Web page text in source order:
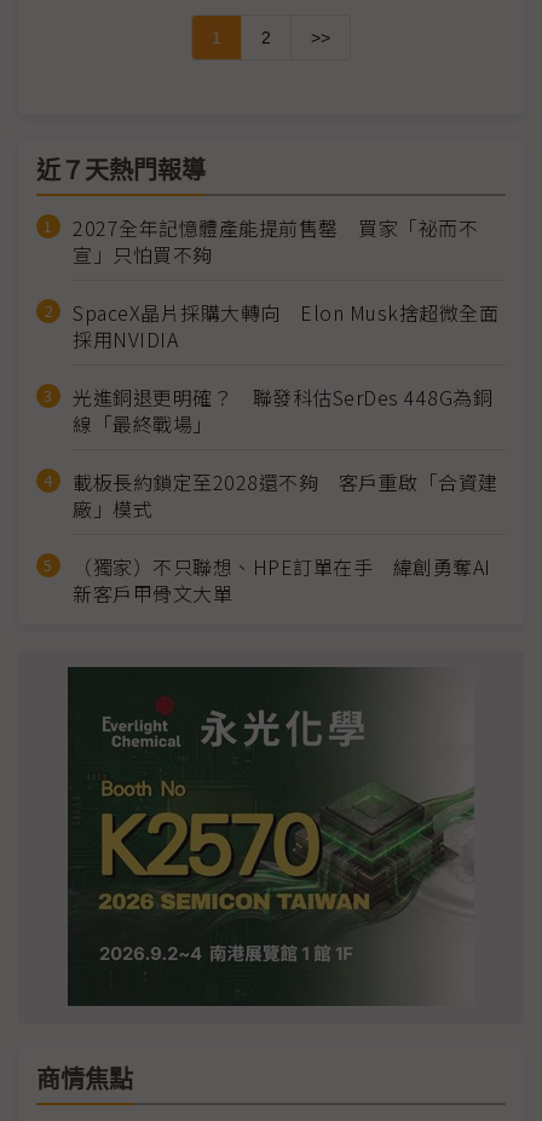
1 2 >>
近７天熱門報導
2027全年記憶體產能提前售罄 買家「祕而不
宣」只怕買不夠
SpaceX晶片採購大轉向 Elon Musk捨超微全面
採用NVIDIA
光進銅退更明確？ 聯發科估SerDes 448G為銅
線「最終戰場」
載板長約鎖定至2028還不夠 客戶重啟「合資建
廠」模式
（獨家）不只聯想、HPE訂單在手 緯創勇奪AI
新客戶甲骨文大單
商情焦點